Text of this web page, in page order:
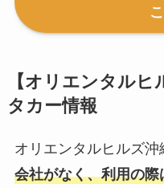
【オリエンタルヒ
タカー情報
オリエンタルヒルズ沖
会社がなく、利用の